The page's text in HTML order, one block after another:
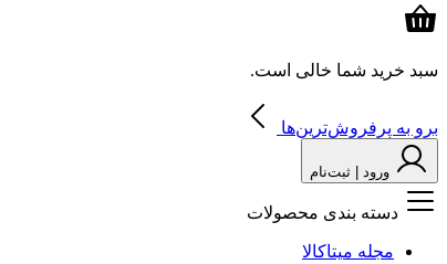
سبد خرید شما خالی است.
برو به پرفروش‌ترین‌ها
ورود | ثبت‌نام
دسته بندی محصولات
مجله میتاکالا